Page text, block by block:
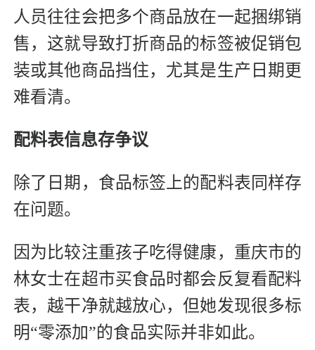
人员往往会把多个商品放在一起捆绑销
售，这就导致打折商品的标签被促销包
装或其他商品挡住，尤其是生产日期更
难看清。
配料表信息存争议
除了日期，食品标签上的配料表同样存
在问题。
因为比较注重孩子吃得健康，重庆市的
林女士在超市买食品时都会反复看配料
表，越干净就越放心，但她发现很多标
明“零添加”的食品实际并非如此。